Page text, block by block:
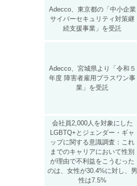
Adecco、東京都の「中小企業
サイバーセキュリティ対策継
続支援事業」を受託
Adecco、宮城県より「令和５
年度 障害者雇用プラスワン事
業」を受託
会社員2,000人を対象にした
LGBTQ+とジェンダー・ギャ
ップに関する意識調査：これ
までのキャリアにおいて性別
が理由で不利益をこうむった
のは、女性が30.4%に対し、男
性は7.5%